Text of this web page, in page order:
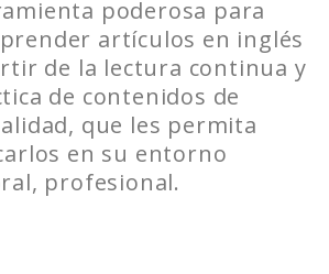
poderosa para
artículos en inglés
de la lectura continua y
de contenidos de
que les permita
en su entorno
profesional.